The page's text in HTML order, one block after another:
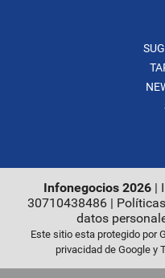
Infonegocios 2026 |
30710438486 |
datos
Este sitio esta protegido por
privacidad de Googley